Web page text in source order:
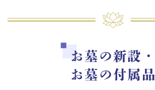
お墓の新設・
お墓の付属品